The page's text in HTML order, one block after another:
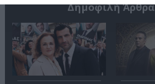
Δημοφιλή Άρθρα